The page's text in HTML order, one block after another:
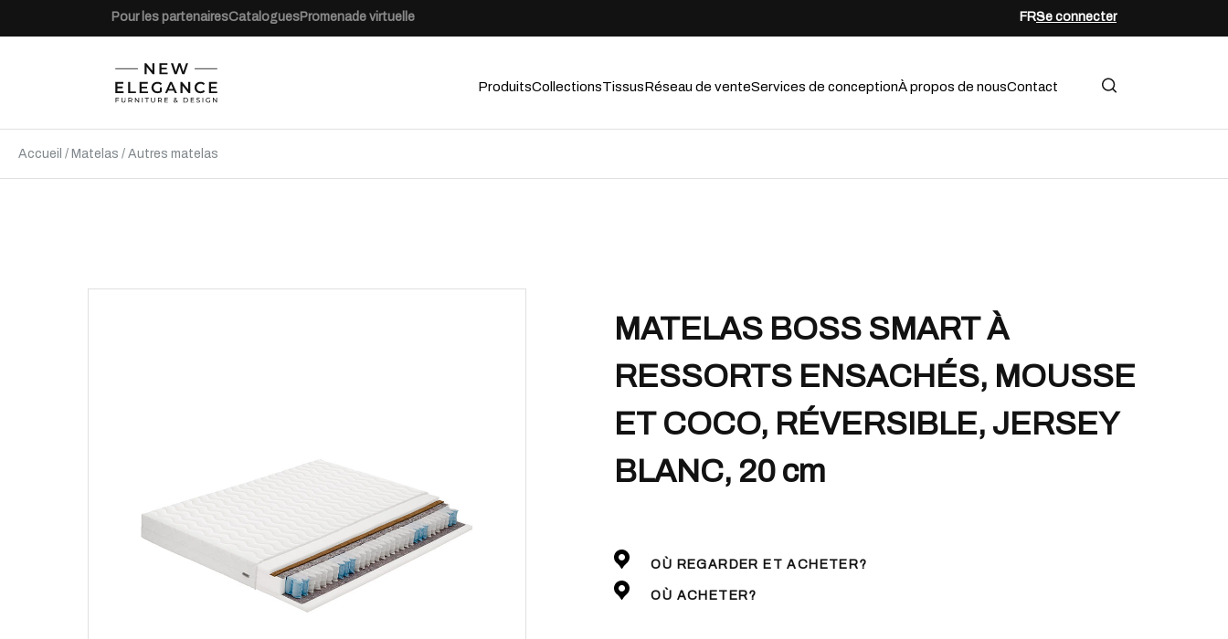
Pour les partenairesCataloguesPromenade virtuelle FRSe connecter
ProduitsCollectionsTissusRéseau de venteServices de conceptionÀ propos de nousContact
Accueil / Matelas / Autres matelas
MATELAS BOSS SMART À
RESSORTS ENSACHÉS, MOUSSE
ET COCO, RÉVERSIBLE, JERSEY
BLANC, 20 cm
OÙ REGARDER ET ACHETER?
OÙ ACHETER?